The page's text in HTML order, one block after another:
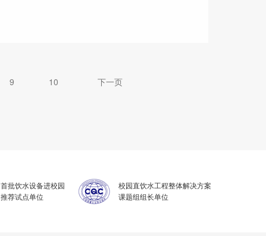
9 10 下一页
首批饮水设备进校园
推荐试点单位
校园直饮水工程整体解决方案
课题组组长单位